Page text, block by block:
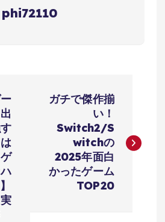
phi72110
ガチで傑作揃
い！
Switch2/S
witchの
2025年面白
かったゲーム
TOP20